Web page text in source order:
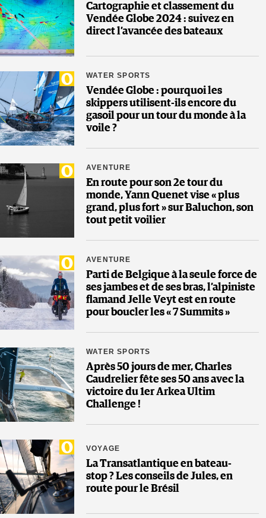
Cartographie et classement du
Vendée Globe 2024 : suivez en
direct l’avancée des bateaux
WATER SPORTS
Vendée Globe : pourquoi les
skippers utilisent-ils encore du
gasoil pour un tour du monde à la
voile ?
AVENTURE
En route pour son 2e tour du
monde, Yann Quenet vise « plus
grand, plus fort » sur Baluchon, son
tout petit voilier
AVENTURE
Parti de Belgique à la seule force de
ses jambes et de ses bras, l’alpiniste
flamand Jelle Veyt est en route
pour boucler les « 7 Summits »
WATER SPORTS
Après 50 jours de mer, Charles
Caudrelier fête ses 50 ans avec la
victoire du 1er Arkea Ultim
Challenge !
VOYAGE
La Transatlantique en bateau-
stop ? Les conseils de Jules, en
route pour le Brésil